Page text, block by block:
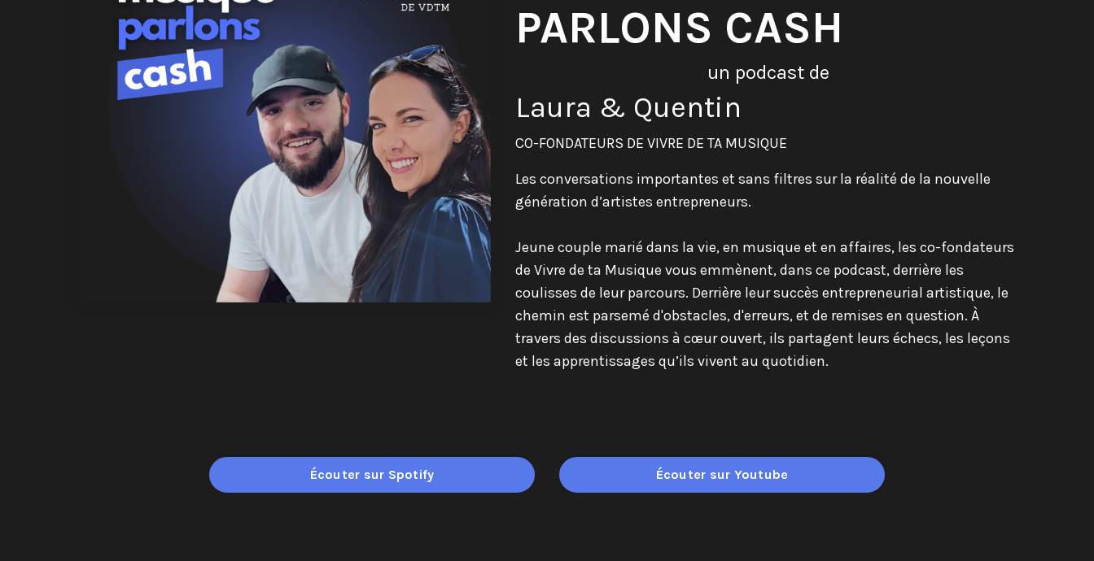
PARLONS CASH
un podcast de
Laura & Quentin
CO-FONDATEURS DE VIVRE DE TA MUSIQUE
Les conversations importantes et sans filtres sur la réalité de la nouvelle
génération d’artistes entrepreneurs.
Jeune couple marié dans la vie, en musique et en affaires, les co-fondateurs
de Vivre de ta Musique vous emmènent, dans ce podcast, derrière les
coulisses de leur parcours. Derrière leur succès entrepreneurial artistique, le
chemin est parsemé d'obstacles, d'erreurs, et de remises en question. À
travers des discussions à cœur ouvert, ils partagent leurs échecs, les leçons
et les apprentissages qu’ils vivent au quotidien.
Écouter sur Spotify Écouter sur Youtube